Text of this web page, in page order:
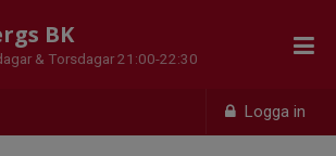
Logga in
BK
& Torsdagar 21:00-22:30